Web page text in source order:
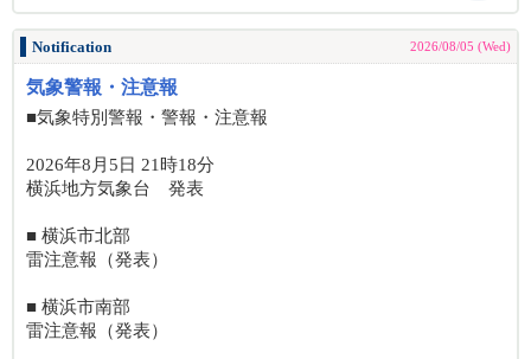
Notification 2026/08/05 (Wed)
気象警報・注意報
■気象特別警報・警報・注意報
2026年8月5日 21時18分
横浜地方気象台 発表
■ 横浜市北部
雷注意報（発表）
■ 横浜市南部
雷注意報（発表）